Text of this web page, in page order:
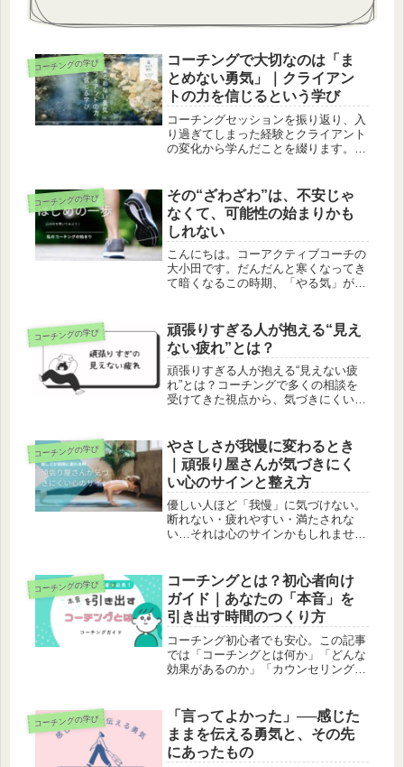
コーチングの学び
コーチングで大切なのは「ま
とめない勇気」｜クライアン
トの力を信じるという学び
コーチングセッションを振り返り、入
り過ぎてしまった経験とクライアント
の変化から学んだことを綴ります。答
コーチングの学び
その“ざわざわ”は、不安じゃ
なくて、可能性の始まりかも
しれない
こんにちは。コーアクティブコーチの
大小田です。だんだんと寒くなってき
て暗くなるこの時期、「やる気」が出
グを勉強しようと思いながら数年経っ
ていた自分の体験談をお話しします。
行...
コーチングの学び
頑張りすぎる人が抱える“見え
ない疲れ”とは？
頑張りすぎる人が抱える“見えない疲
れ”とは？コーチングで多くの相談を
受けてきた視点から、気づきにくい3
へ。
コーチングの学び
やさしさが我慢に変わるとき
｜頑張り屋さんが気づきにく
い心のサインと整え方
優しい人ほど「我慢」に気づけない。
断れない・疲れやすい・満たされな
い…それは心のサインかもしれませ
コーチングの学び
コーチングとは？初心者向け
ガイド｜あなたの「本音」を
引き出す時間のつくり方
コーチング初心者でも安心。この記事
では「コーチングとは何か」「どんな
効果があるのか」「カウンセリングと
い人におすすめの入門ガイドです。
コーチングの学び
「言ってよかった」──感じた
ままを伝える勇気と、その先
にあったもの